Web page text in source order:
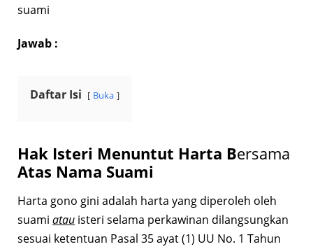
suami
Jawab :
Daftar Isi Buka
Hak Isteri Menuntut Harta Bersama
Atas Nama Suami
Harta gono gini adalah harta yang diperoleh oleh
suami atau isteri selama perkawinan dilangsungkan
sesuai ketentuan Pasal 35 ayat (1) UU No. 1 Tahun